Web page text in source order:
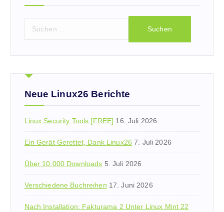
h
n
a
h
Neue Linux26 Berichte
Linux Security Tools [FREE] 16. Juli 2026
Ein Gerät Gerettet, Dank Linux26 7. Juli 2026
Über 10.000 Downloads 5. Juli 2026
Verschiedene Buchreihen 17. Juni 2026
Nach Installation: Fakturama 2 Unter Linux Mint 22